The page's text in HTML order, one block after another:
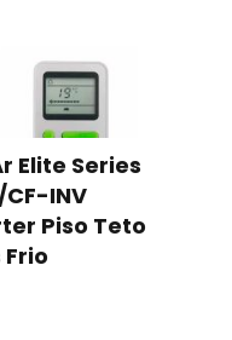
Elite Series
CF-INV
Piso Teto